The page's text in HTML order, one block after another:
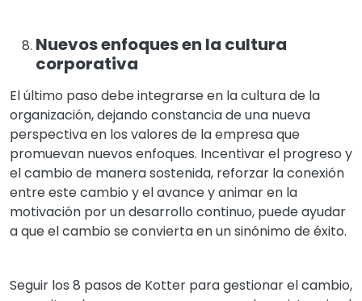
Nuevos enfoques en la cultura
corporativa
El último paso debe integrarse en la cultura de la
organización, dejando constancia de una nueva
perspectiva en los valores de la empresa que
promuevan nuevos enfoques. Incentivar el progreso y
el cambio de manera sostenida, reforzar la conexión
entre este cambio y el avance y animar en la
motivación por un desarrollo continuo, puede ayudar
a que el cambio se convierta en un sinónimo de éxito.
Seguir los 8 pasos de Kotter para gestionar el cambio,